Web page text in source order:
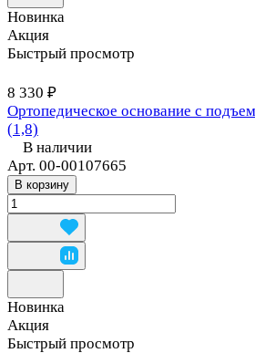
Новинка
Акция
Быстрый просмотр
8 330 ₽
Ортопедическое основание с
(1,8)
В наличии
Арт. 00-00107665
В корзину
Новинка
Акция
Быстрый просмотр